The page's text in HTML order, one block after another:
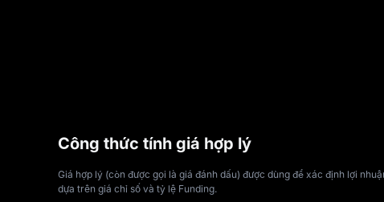
Công thức tính giá hợp lý
Giá hợp lý (còn được gọi là giá đánh dấu) được dùng để xác định lợi
dựa trên giá chỉ số và tỷ lệ Funding.